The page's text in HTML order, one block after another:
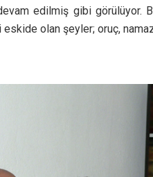
edilmiş gibi görülüyor.
olan şeyler; oruç,